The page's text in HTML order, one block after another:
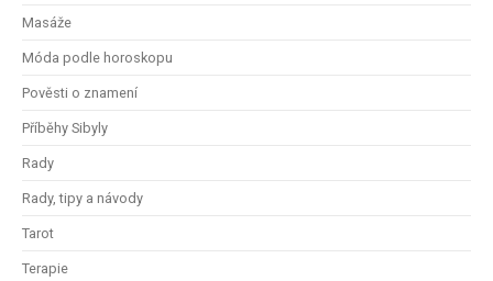
Masáže
Móda podle horoskopu
Pověsti o znamení
Příběhy Sibyly
Rady
Rady, tipy a návody
Tarot
Terapie